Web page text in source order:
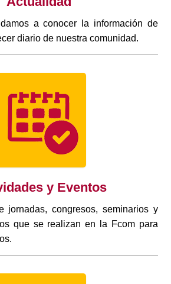
a conocer la información de
diario de nuestra comunidad.
y Eventos
jornadas, congresos, seminarios y
que se realizan en la Fcom para